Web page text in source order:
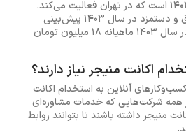
خالص مدیر اکانت در سال 1402 است که در تهران فعالیت می‌کند.
باتوجه به افزایش 20% حقوق و دستمزد در سال 1403 پیش‌بینی
می‌شود حقوق مدیر اکانت در سال 1403 ماهیانه 18 میلیون تومان
اکانت منیجر نیاز دارند؟
آنلاین به استخدام اکانت
همه شرکت‌هایی که خدمات مشاوره‌ای
منیجر داشته باشند تا بتوانند روابط